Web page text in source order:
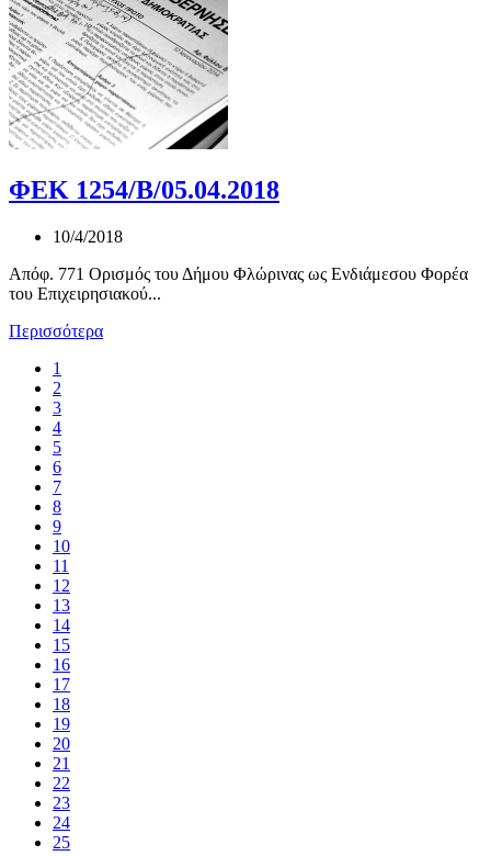
ΦΕΚ 1254/Β/05.04.2018
10/4/2018
Απόφ. 771 Ορισμός του Δήμου Φλώρινας ως Ενδιάμεσου Φορέα
του Επιχειρησιακού...
Περισσότερα
1
2
3
4
5
6
7
8
9
10
11
12
13
14
15
16
17
18
19
20
21
22
23
24
25